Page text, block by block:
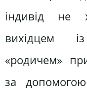
індивід не
вихідцем
«родичем»
за допомогою